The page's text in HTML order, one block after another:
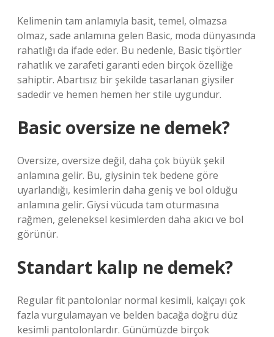
Kelimenin tam anlamıyla basit, temel, olmazsa
olmaz, sade anlamına gelen Basic, moda dünyasında
rahatlığı da ifade eder. Bu nedenle, Basic tişörtler
rahatlık ve zarafeti garanti eden birçok özelliğe
sahiptir. Abartısız bir şekilde tasarlanan giysiler
sadedir ve hemen hemen her stile uygundur.
Basic oversize ne demek?
Oversize, oversize değil, daha çok büyük şekil
anlamına gelir. Bu, giysinin tek bedene göre
uyarlandığı, kesimlerin daha geniş ve bol olduğu
anlamına gelir. Giysi vücuda tam oturmasına
rağmen, geleneksel kesimlerden daha akıcı ve bol
görünür.
Standart kalıp ne demek?
Regular fit pantolonlar normal kesimli, kalçayı çok
fazla vurgulamayan ve belden bacağa doğru düz
kesimli pantolonlardır. Günümüzde birçok